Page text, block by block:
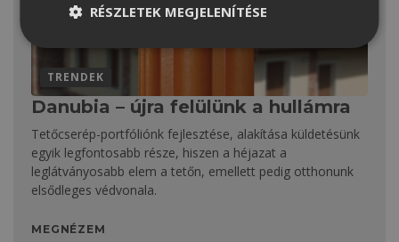
TRENDEK
Danubia – újra felülünk a hullámra
Tetőcserép-portfóliónk fejlesztése, alakítása küldetésünk
egyik legfontosabb része, hiszen a héjazat a
leglátványosabb elem a tetőn, emellett pedig otthonunk
elsődleges védvonala.
MEGNÉZEM
RÉSZLETEK MEGJELENÍTÉSE